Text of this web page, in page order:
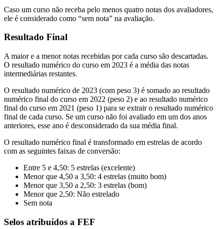
Caso um curso não receba pelo menos quatro notas dos avaliadores,
ele é considerado como “sem nota” na avaliação.
Resultado Final
A maior e a menor notas recebidas por cada curso são descartadas.
O resultado numérico do curso em 2023 é a média das notas
intermediárias restantes.
O resultado numérico de 2023 (com peso 3) é somado ao resultado
numérico final do curso em 2022 (peso 2) e ao resultado numérico
final do curso em 2021 (peso 1) para se extrair o resultado numérico
final de cada curso. Se um curso não foi avaliado em um dos anos
anteriores, esse ano é desconsiderado da sua média final.
O resultado numérico final é transformado em estrelas de acordo
com as seguintes faixas de conversão:
Entre 5 e 4,50: 5 estrelas (excelente)
Menor que 4,50 a 3,50: 4 estrelas (muito bom)
Menor que 3,50 a 2,50: 3 estrelas (bom)
Menor que 2,50: Não estrelado
Sem nota
Selos atribuídos a FEF